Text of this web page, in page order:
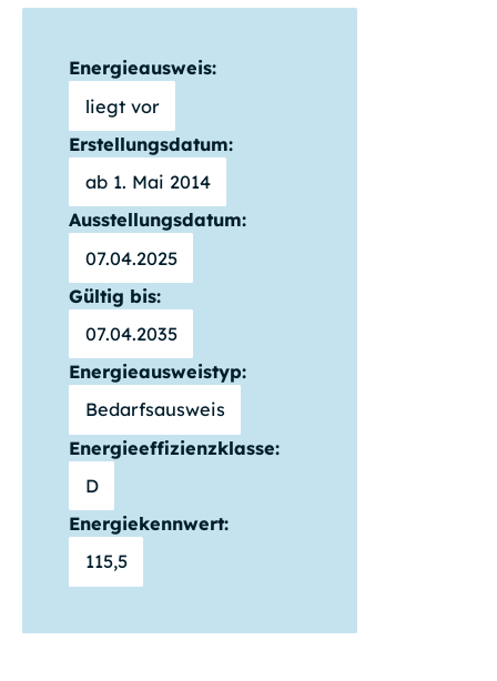
Energieausweis:
liegt vor
Erstellungsdatum:
ab 1. Mai 2014
Ausstellungsdatum:
07.04.2025
Gültig bis:
07.04.2035
Energieausweistyp:
Bedarfsausweis
Energieeffizienzklasse:
D
Energiekennwert:
115,5